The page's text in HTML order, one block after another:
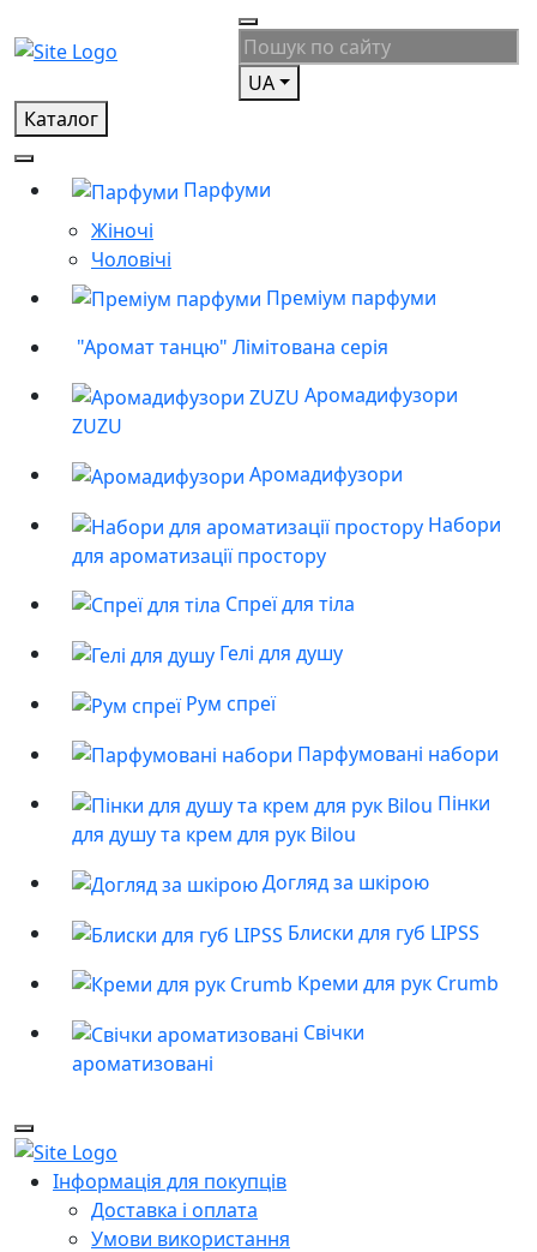
UA
Каталог
Парфуми
Жіночі
Чоловічі
Преміум парфуми
"Аромат танцю" Лімітована серія
Аромадифузори
ZUZU
Аромадифузори
Набори
для ароматизації простору
Спреї для тіла
Гелі для душу
Рум спреї
Парфумовані набори
Пінки
для душу та крем для рук Bilou
Догляд за шкірою
Блиски для губ LIPSS
Креми для рук Crumb
Свічки
ароматизовані
Інформація для покупців
Доставка і оплата
Умови використання